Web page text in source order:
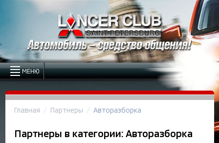
МЕНЮ
Главная Партнеры Авторазборка
Партнеры в категории: Авторазборка